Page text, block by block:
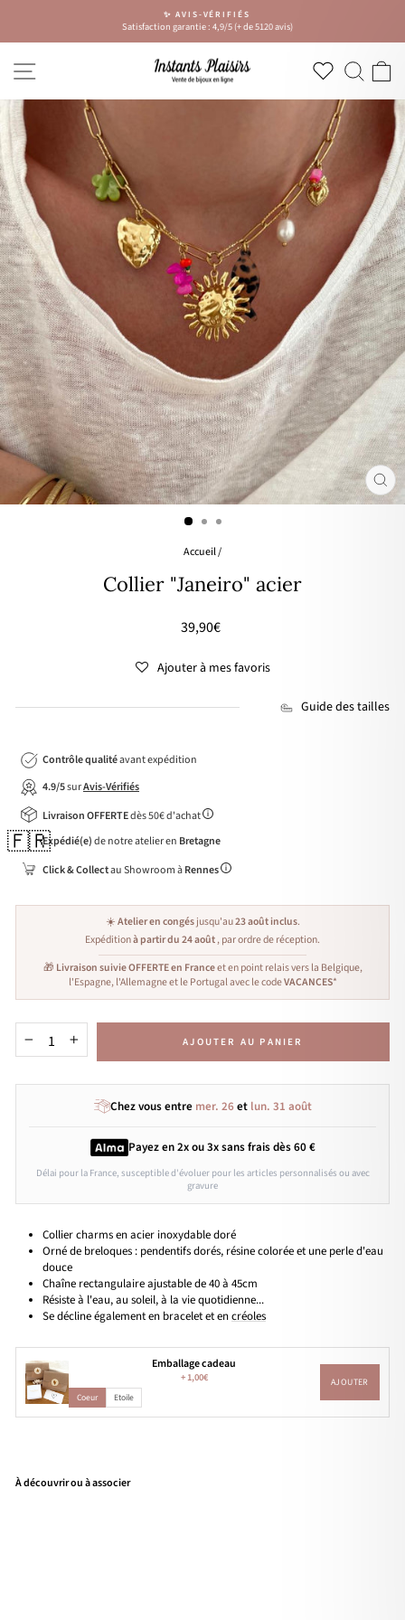
contenu
Diaporama
Pause
✨ AVIS-VÉRIFIÉS
Satisfaction garantie : 4,9/5 (+ de 5120 avis)
Accueil/
Collier "Janeiro" acier
Prix
39,90€
Ajouter à mes favoris
Guide des tailles
Contrôle qualitéavant expédition
4.9/5surAvis-Vérifiés
Livraison OFFERTEdès 50€ d'achat
🇫🇷Expédié(e)de notre atelier en Bretagne
Click & Collectau Showroom àRennes
☀️Atelier en congésjusqu'au23 août inclus.
Expéditionà partir du 24 août, par ordre de réception.
🎁 Livraison suivie OFFERTE en Franceet en point relais vers la Belgique,
l'Espagne, l'Allemagne et le Portugal avec le codeVACANCES*
+ AJOUTER AU PANIER
Chez vous entre mer. 26et lun. 31 août
Payez en 2x ou 3xsans fraisdès 60 €
Délai pour la France, susceptible d'évoluer pour les articles personnalisés ou avec
gravure
Collier charms en acier inoxydable doré
Orné de breloques : pendentifs dorés, résine colorée et une perle d'eau
douce
Chaîne rectangulaire ajustable de 40 à 45cm
Résiste à l'eau, au soleil, à la vie quotidienne...
Se décline également en bracelet et encréoles
Emballage cadeau
+1,00€
Coeur Etoile
AJOUTER
À découvrir ou à associer